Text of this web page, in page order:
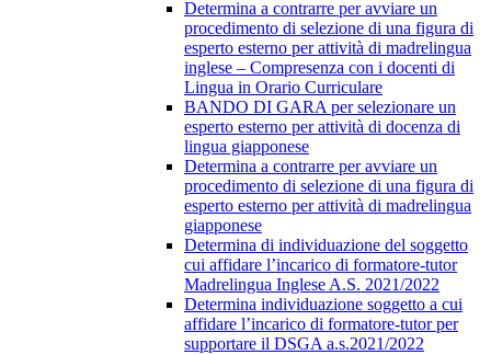
Determina a contrarre per avviare un
procedimento di selezione di una figura di
esperto esterno per attività di madrelingua
inglese – Compresenza con i docenti di
Lingua in Orario Curriculare
BANDO DI GARA per selezionare un
esperto esterno per attività di docenza di
lingua giapponese
Determina a contrarre per avviare un
procedimento di selezione di una figura di
esperto esterno per attività di madrelingua
giapponese
Determina di individuazione del soggetto
cui affidare l’incarico di formatore-tutor
Madrelingua Inglese A.S. 2021/2022
Determina individuazione soggetto a cui
affidare l’incarico di formatore-tutor per
supportare il DSGA a.s.2021/2022